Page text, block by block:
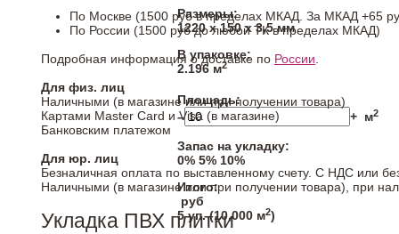
Размеры:
1220 х 150 х 3,5 мм
В упаковке:
2.196 м2
Площадь:
–
+ м2
Запас на укладку:
0% 5% 10%
Итого:
руб
5уп. (10,000 м2)
По Москве (1500 руб в пределах МКАД. За МКАД +65
По России (1500 руб до любой ТК в пределах МКАД)
Подробная информация о доставке по России.
Для физ. лиц
Наличными (в магазине или при получении товара)
Картами Master Card и Visa (в магазине)
Банковским платежом
Для юр. лиц
Безналичная оплата по выставленному счету. С НДС или
Наличными (в магазине или при получении товара), при
Укладка ПВХ плитки